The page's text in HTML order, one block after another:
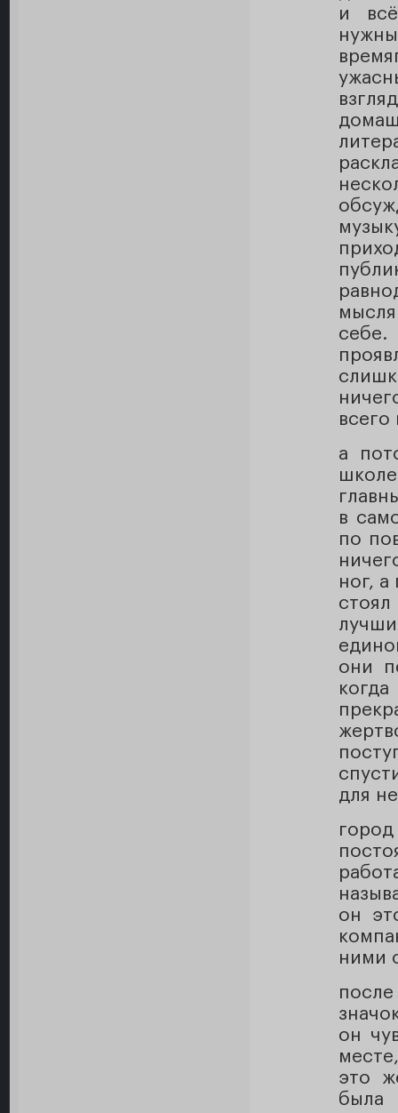
и
всего
а
в
по
ног, а
они
для
он
ними
он
это
была